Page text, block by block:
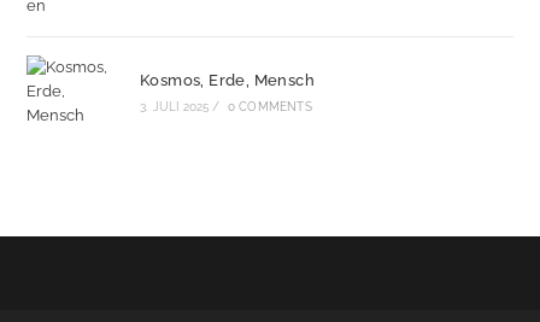
Kosmos, Erde, Mensch
3. JULI 2025 / 0 COMMENTS